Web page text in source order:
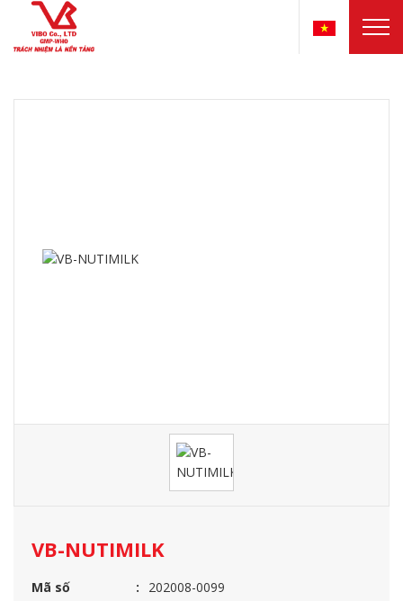
VB-NUTIMILK
Mã số
202008-0099